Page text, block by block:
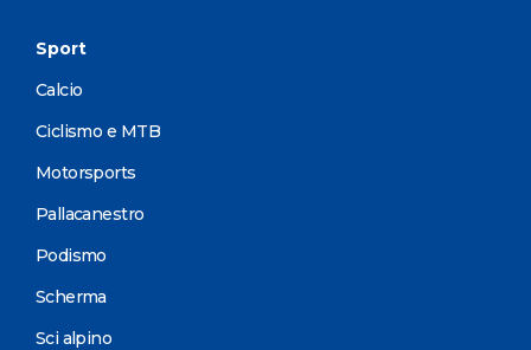
Sport
Calcio
Ciclismo e MTB
Motorsports
Pallacanestro
Podismo
Scherma
Sci alpino